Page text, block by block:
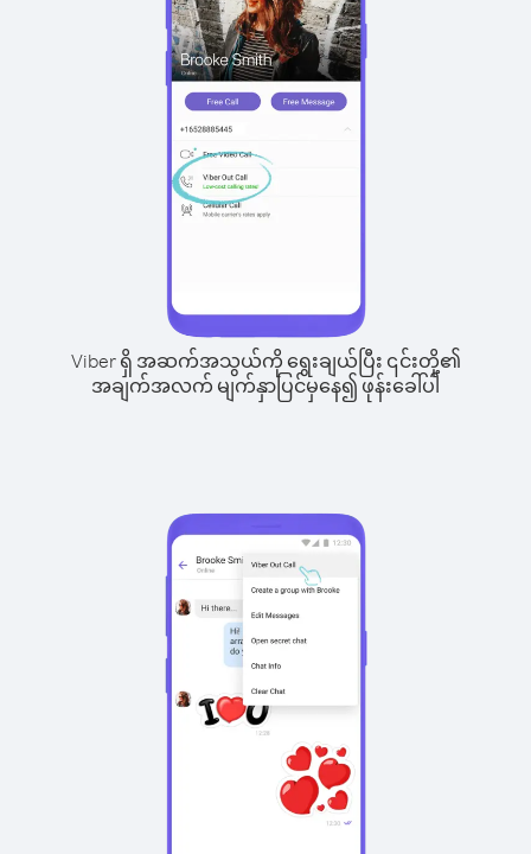
Viber ရှိ အဆက်အသွယ်ကို ရွေးချယ်ပြီး ၎င်းတို့၏
အချက်အလက် မျက်နှာပြင်မှနေ၍ ဖုန်းခေါ်ပါ